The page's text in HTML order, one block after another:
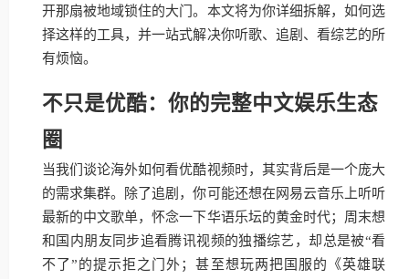
开那扇被地域锁住的大门。本文将为你详细拆解，如何选
择这样的工具，并一站式解决你听歌、追剧、看综艺的所
有烦恼。
不只是优酷：你的完整中文娱乐生态
圈
当我们谈论海外如何看优酷视频时，其实背后是一个庞大
的需求集群。除了追剧，你可能还想在网易云音乐上听听
最新的中文歌单，怀念一下华语乐坛的黄金时代；周末想
和国内朋友同步追看腾讯视频的独播综艺，却总是被“看
不了”的提示拒之门外；甚至想玩两把国服的《英雄联